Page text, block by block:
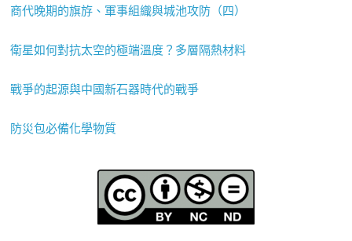
商代晚期的旗斿、軍事組織與城池攻防（四）
衛星如何對抗太空的極端溫度？多層隔熱材料
戰爭的起源與中國新石器時代的戰爭
防災包必備化學物質